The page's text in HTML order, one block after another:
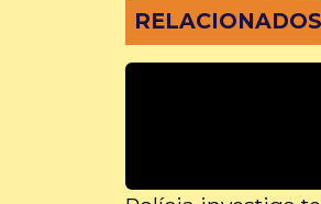
RELACIONADOS